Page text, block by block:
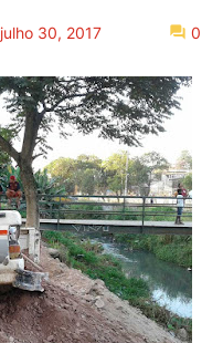
julho 30, 2017 0